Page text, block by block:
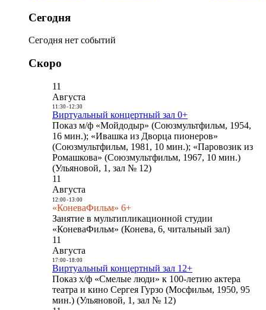
Сегодня
Сегодня нет событий
Скоро
11
Августа
11:30- 12:30
Виртуальный концертный зал 0+
Показ м/ф «Мойдодыр» (Союзмультфильм, 1954,
16 мин.); «Ивашка из Дворца пионеров»
(Союзмультфильм, 1981, 10 мин.); «Паровозик из
Ромашкова» (Союзмультфильм, 1967, 10 мин.)
(Ульяновой, 1, зал № 12)
11
Августа
12:00- 13:00
«КоневаФильм» 6+
Занятие в мультипликационной студии
«КоневаФильм» (Конева, 6, читальный зал)
11
Августа
17:00- 18:00
Виртуальный концертный зал 12+
Показ х/ф «Смелые люди» к 100-летию актера
театра и кино Сергея Гурзо (Мосфильм, 1950, 95
мин.) (Ульяновой, 1, зал № 12)